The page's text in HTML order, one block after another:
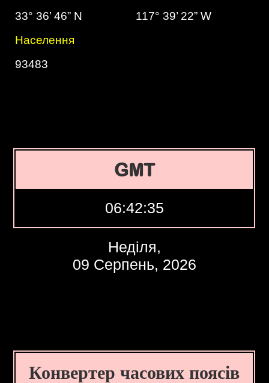
33° 36’ 46” N
117° 39’ 22” W
Населення
93483
GMT
06:42:36
Неділя,
09 Серпень, 2026
Конвертер часових поясів